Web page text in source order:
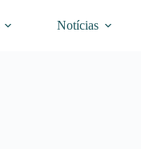
Notícias